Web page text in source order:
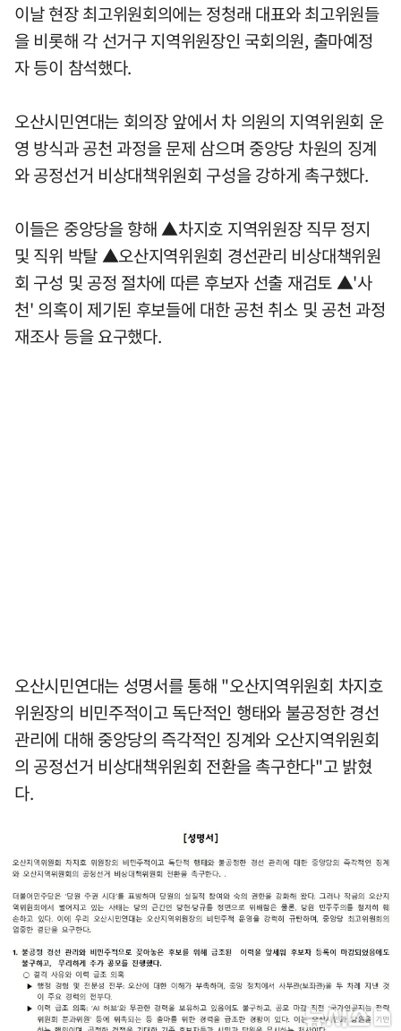
이날 현장 최고위원회의에는 정청래 대표와 최고위원들
을 비롯해 각 선거구 지역위원장인 국회의원, 출마예정
자 등이 참석했다.
오산시민연대는 회의장 앞에서 차 의원의 지역위원회 운
영 방식과 공천 과정을 문제 삼으며 중앙당 차원의 징계
와 공정선거 비상대책위원회 구성을 강하게 촉구했다.
이들은 중앙당을 향해 ▲차지호 지역위원장 직무 정지
및 직위 박탈 ▲오산지역위원회 경선관리 비상대책위원
회 구성 및 공정 절차에 따른 후보자 선출 재검토 ▲'사
천' 의혹이 제기된 후보들에 대한 공천 취소 및 공천 과정
재조사 등을 요구했다.
오산시민연대는 성명서를 통해 "오산지역위원회 차지호
위원장의 비민주적이고 독단적인 행태와 불공정한 경선
관리에 대해 중앙당의 즉각적인 징계와 오산지역위원회
의 공정선거 비상대책위원회 전환을 촉구한다"고 밝혔
다.